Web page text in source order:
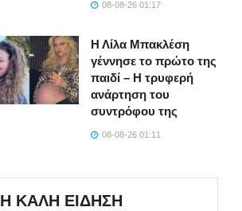
08-08-26 01:17
Η Λίλα Μπακλέση
γέννησε το πρώτο της
παιδί – Η τρυφερή
ανάρτηση του
συντρόφου της
08-08-26 01:11
Η ΚΑΛΗ ΕΙΔΗΣΗ